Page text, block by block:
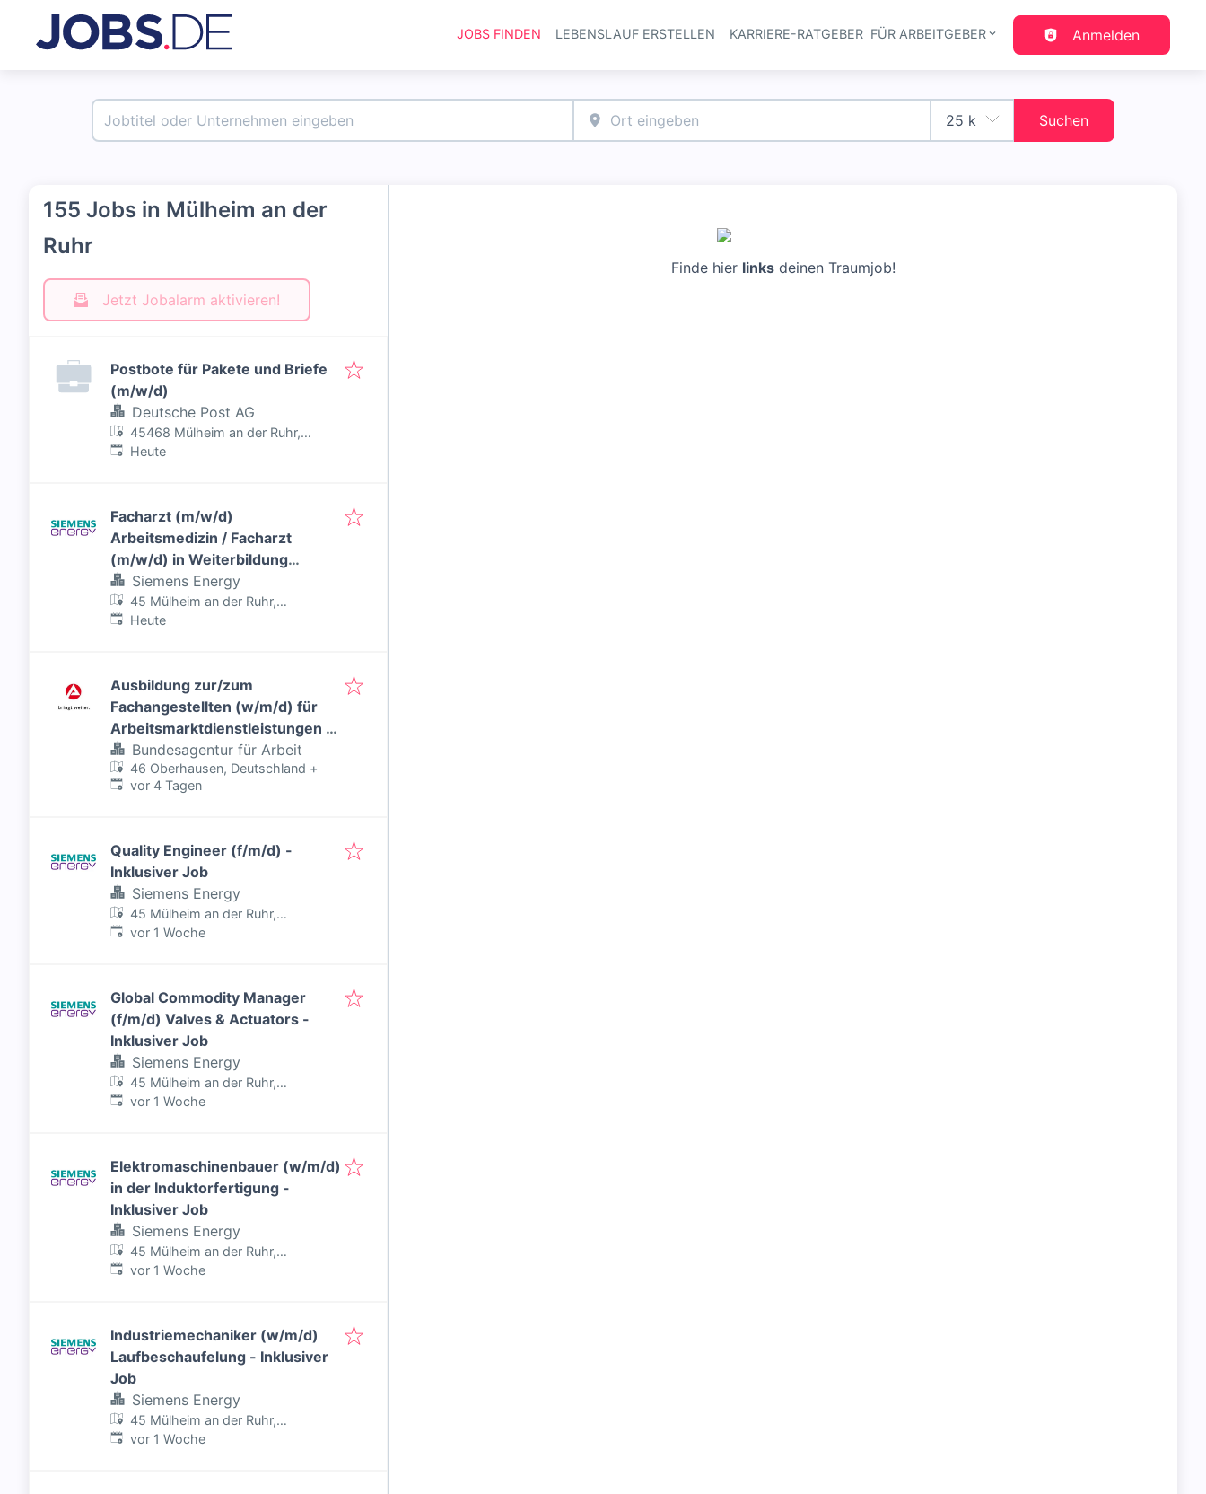
Haupt-Navigation
JOBS FINDEN LEBENSLAUF ERSTELLEN KARRIERE-RATGEBER FÜR ARBEITGEBER Anmelden
Suchen
155 Jobs in Mülheim an der
Ruhr
Jetzt Jobalarm aktivieren!
Postbote für Pakete und Briefe
(m/w/d)
Deutsche Post AG
45468 Mülheim an der Ruhr,
Deutschland
Veröffentlicht
Heute
Facharzt (m/w/d)
Arbeitsmedizin / Facharzt
(m/w/d) in Weiterbildung
Arbeitsmedizin - Inklusiver Job
Siemens Energy
45 Mülheim an der Ruhr,
Deutschland
Veröffentlicht
Heute
Ausbildung zur/zum
Fachangestellten (w/m/d) für
Arbeitsmarktdienstleistungen -
Inklusiver Job
Bundesagentur für Arbeit
46 Oberhausen, Deutschland +
Veröffentlicht:
vor 4 Tagen
Quality Engineer (f/m/d) -
Inklusiver Job
Siemens Energy
45 Mülheim an der Ruhr,
Deutschland
Veröffentlicht:
vor 1 Woche
Global Commodity Manager
(f/m/d) Valves & Actuators -
Inklusiver Job
Siemens Energy
45 Mülheim an der Ruhr,
Deutschland
Veröffentlicht:
vor 1 Woche
Elektromaschinenbauer (w/m/d)
in der Induktorfertigung -
Inklusiver Job
Siemens Energy
45 Mülheim an der Ruhr,
Deutschland
Veröffentlicht:
vor 1 Woche
Industriemechaniker (w/m/d)
Laufbeschaufelung - Inklusiver
Job
Siemens Energy
45 Mülheim an der Ruhr,
Deutschland
Veröffentlicht:
vor 1 Woche
Finde hier linksdeinen Traumjob!